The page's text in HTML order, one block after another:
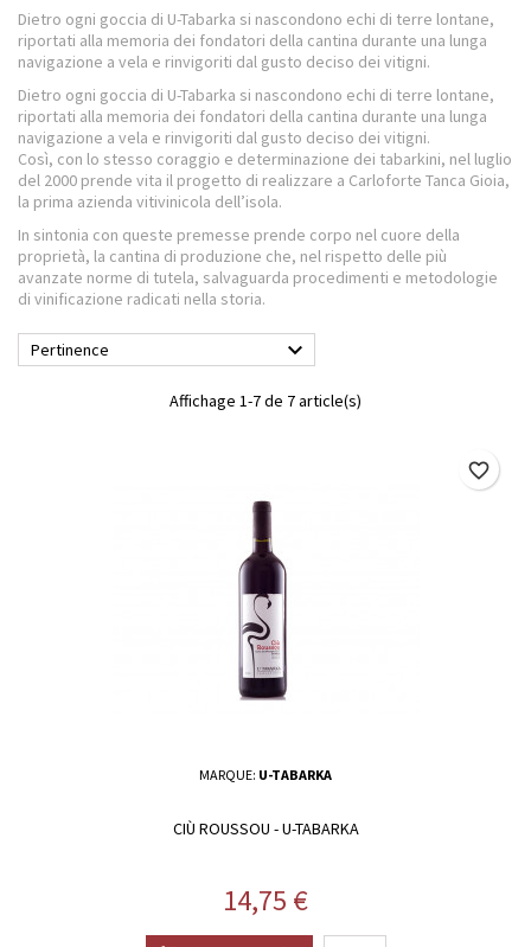
Dietro ogni goccia di U-Tabarka si nascondono echi di terre lontane,
riportati alla memoria dei fondatori della cantina durante una lunga
navigazione a vela e rinvigoriti dal gusto deciso dei vitigni.
Dietro ogni goccia di U-Tabarka si nascondono echi di terre lontane,
riportati alla memoria dei fondatori della cantina durante una lunga
navigazione a vela e rinvigoriti dal gusto deciso dei vitigni.
Così, con lo stesso coraggio e determinazione dei tabarkini, nel luglio
del 2000 prende vita il progetto di realizzare a Carloforte Tanca Gioia,
la prima azienda vitivinicola dell’isola.
In sintonia con queste premesse prende corpo nel cuore della
proprietà, la cantina di produzione che, nel rispetto delle più
avanzate norme di tutela, salvaguarda procedimenti e metodologie
di vinificazione radicati nella storia.
Pertinence 
Affichage 1-7 de 7 article(s)
MARQUE: U-TABARKA
CIÙ ROUSSOU - U-TABARKA
Prix
14,75 €
favorite_border